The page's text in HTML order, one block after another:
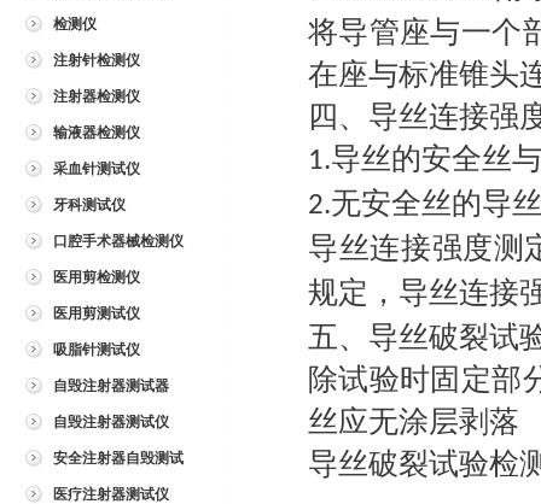
检测仪
注射针检测仪
注射器检测仪
输液器检测仪
采血针测试仪
牙科测试仪
口腔手术器械检测仪
医用剪检测仪
医用剪测试仪
吸脂针测试仪
自毁注射器测试器
自毁注射器测试仪
安全注射器自毁测试
医疗注射器测试仪
将导管座与一个
在座与标准锥头
四、导丝连接强
1.导丝的安全丝
2.无安全丝的导
导丝连接强度测
规定， 导丝连接
五、导丝破裂试
除试验时固定部
丝应无涂层剥落
导丝破裂试验检